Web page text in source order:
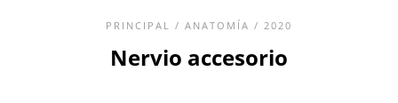
PRINCIPAL / ANATOMÍA / 2020
Nervio accesorio